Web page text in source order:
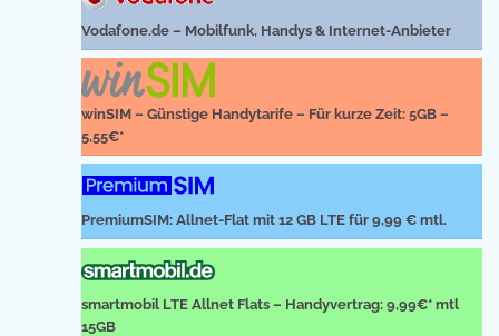
Vodafone.de – Mobilfunk, Handys & Internet-Anbieter
winSIM – Günstige Handytarife – Für kurze Zeit: 5GB –
5,55€*
PremiumSIM: Allnet-Flat mit 12 GB LTE für 9,99 € mtl.
smartmobil LTE Allnet Flats – Handyvertrag: 9,99€* mtl
15GB